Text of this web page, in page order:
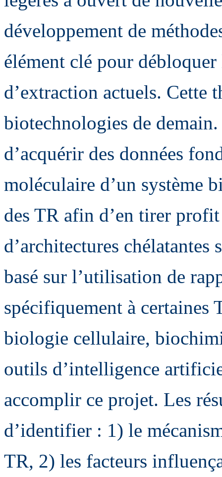
développement de
élément clé pour
d’extraction actuels. Cette
biotechnologies de
d’acquérir des données
moléculaire d’un système
des TR afin d’en tirer
d’architectures
basé sur l’utilisation de
spécifiquement à certaines
biologie cellulaire,
outils d’intelligence
accomplir ce projet. Les
d’identifier : 1) le
TR, 2) les facteurs